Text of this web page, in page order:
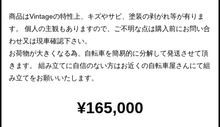
商品はVintageの特性上、キズやサビ、塗装の剥がれ等が有りま
す。 個人の主観もありますので、ご不明な点は購入前にお問い合
わせ又は現車確認下さい。
お荷物が大きくなる為、自転車を簡易的に分解して発送させて頂
きます。 組み立てに自信のない方はお近くの自転車屋さんにて組
み立てをお願いいたします。
¥165,000